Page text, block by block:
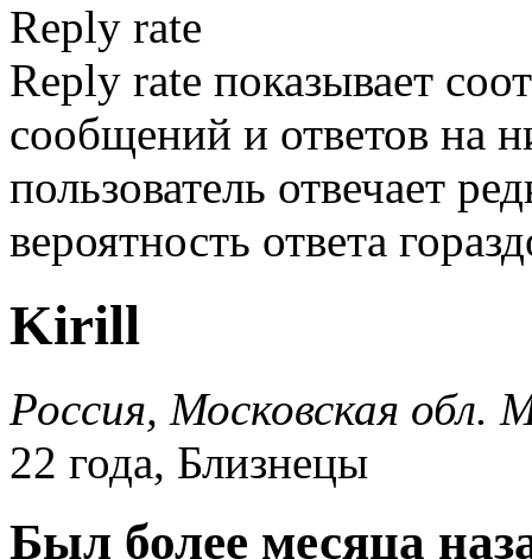
Reply rate
Reply rate показывает
сообщений и ответов на
пользователь отвечает
вероятность ответа
Kirill
Россия, Московская обл.
22 года, Близнецы
Был более месяца